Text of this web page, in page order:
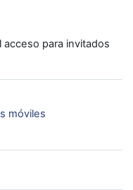
para invitados
móviles